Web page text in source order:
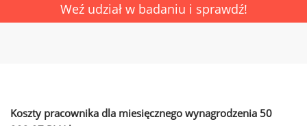
Weź udział w badaniu i sprawdź!
Koszty pracownika dla miesięcznego wynagrodzenia 50